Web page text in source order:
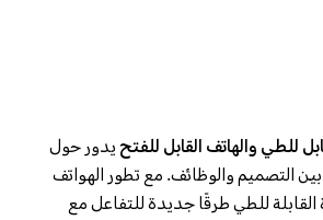
للطي والهاتف القابل للفتحيدور حول
التصميم والوظائف. مع تطور الهواتف
للطي طرقًا جديدة للتفاعل مع